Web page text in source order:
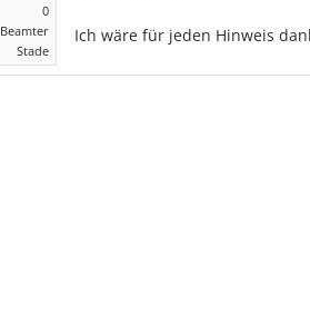
0
Beamter
Stade
Ich wäre für jeden Hinweis